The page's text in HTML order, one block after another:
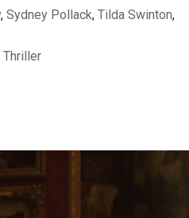
, Sydney Pollack, Tilda Swinton,
Thriller